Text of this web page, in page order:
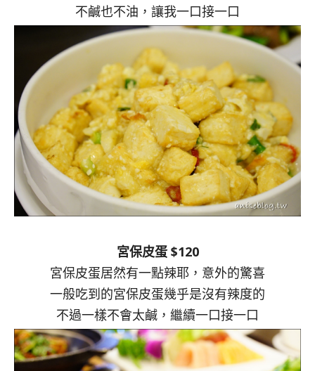
不鹹也不油，讓我一口接一口
宮保皮蛋 $120
宮保皮蛋居然有一點辣耶，意外的驚喜
一般吃到的宮保皮蛋幾乎是沒有辣度的
不過一樣不會太鹹，繼續一口接一口